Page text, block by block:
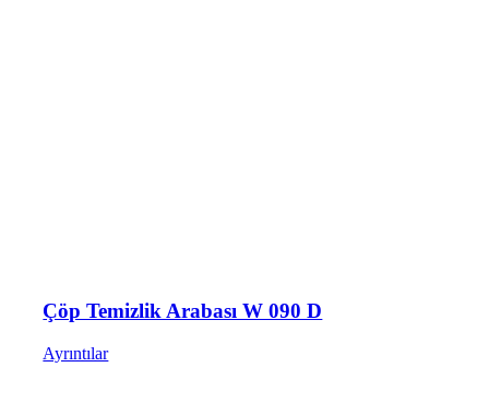
Çöp Temizlik Arabası W 090 D
Ayrıntılar